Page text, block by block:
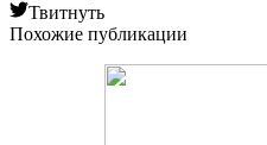
Твитнуть
Похожие публикации